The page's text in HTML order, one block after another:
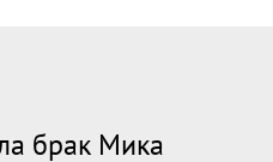
брак Мика